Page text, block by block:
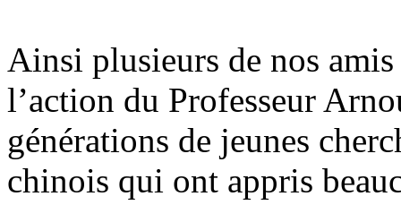
Ainsi plusieurs de nos
l’action du Professeur
générations de jeunes
chinois qui ont appris